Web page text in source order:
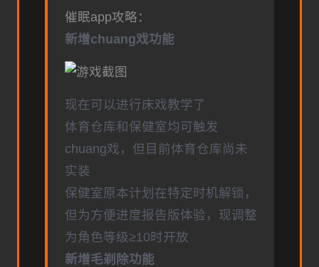
催眠app攻略：
新增chuang戏功能
现在可以进行床戏教学了
体育仓库和保健室均可触发
chuang戏，但目前体育仓库尚未
实装
保健室原本计划在特定时机解锁，
但为方便进度报告版体验，现调整
为角色等级≥10时开放
新增毛剃除功能